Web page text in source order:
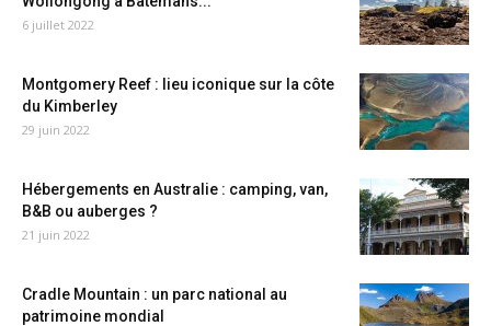
6 juillet 2022
Montgomery Reef : lieu iconique sur la côte
du Kimberley
29 juin 2022
Hébergements en Australie : camping, van,
B&B ou auberges ?
21 juin 2022
Cradle Mountain : un parc national au
patrimoine mondial